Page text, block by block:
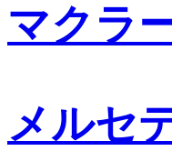
マクラ
メルセ